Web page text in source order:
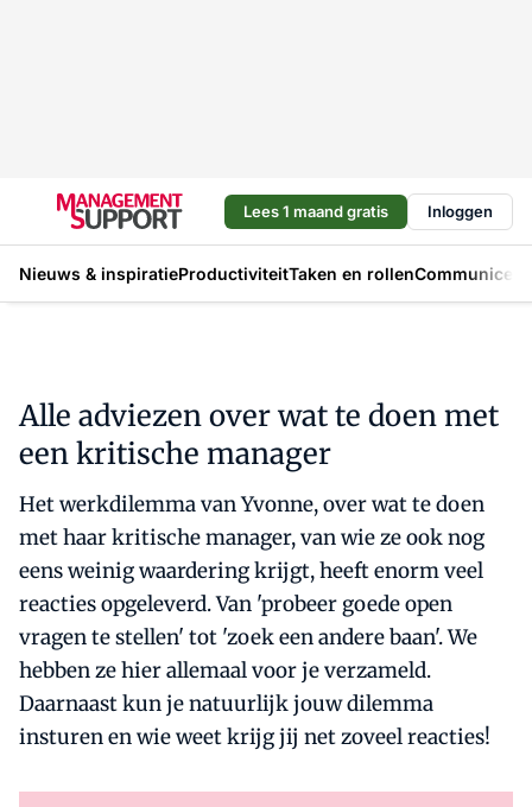
Lees 1 maand gratis Inloggen
Nieuws & inspiratieProductiviteitTaken en rollen
Alle adviezen over wat te doen met
een kritische manager
Het werkdilemma van Yvonne, over wat te doen
met haar kritische manager, van wie ze ook nog
eens weinig waardering krijgt, heeft enorm veel
reacties opgeleverd. Van 'probeer goede open
vragen te stellen' tot 'zoek een andere baan'. We
hebben ze hier allemaal voor je verzameld.
Daarnaast kun je natuurlijk jouw dilemma
insturen en wie weet krijg jij net zoveel reacties!